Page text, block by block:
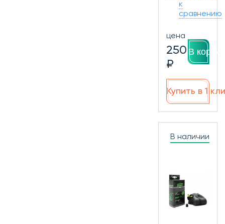
к
сравнению
цена
250
₽
В
Купить в 1
В наличии